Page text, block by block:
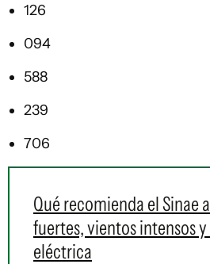
126
094
588
239
706
Qué recomienda el Sinae
fuertes, vientos intensos
eléctrica